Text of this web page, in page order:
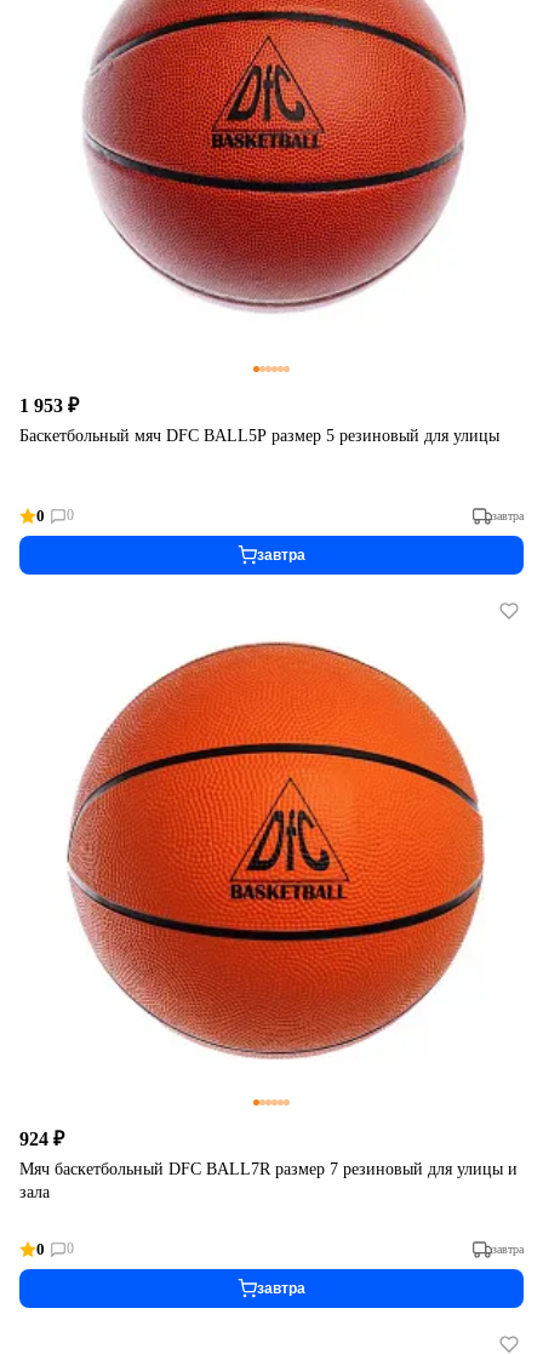
1 953 ₽
Баскетбольный мяч DFC BALL5P размер 5 резиновый для улицы
0 0 завтра
завтра
924 ₽
Мяч баскетбольный DFC BALL7R размер 7 резиновый для улицы и
зала
0 0 завтра
завтра